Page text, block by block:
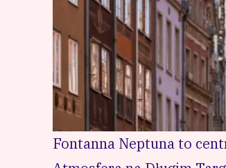
Fontanna Neptuna to